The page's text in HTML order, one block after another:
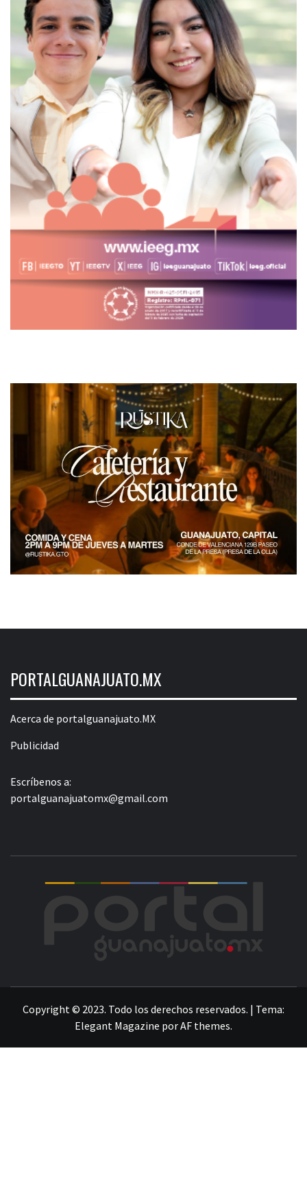
PORTALGUANAJUATO.MX
Acerca de portalguanajuato.MX
Publicidad
Escríbenos a:
portalguanajuatomx@gmail.com
Copyright © 2023. Todo los derechos reservados. | Tema:
Elegant Magazine porAF themes.